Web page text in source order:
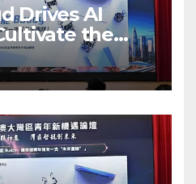
Drives AI
the
Next
Digital Talent